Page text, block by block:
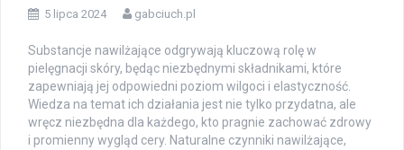
5 lipca 2024 gabciuch.pl
Substancje nawilżające odgrywają kluczową rolę w
pielęgnacji skóry, będąc niezbędnymi składnikami, które
zapewniają jej odpowiedni poziom wilgoci i elastyczność.
Wiedza na temat ich działania jest nie tylko przydatna, ale
wręcz niezbędna dla każdego, kto pragnie zachować zdrowy
i promienny wygląd cery. Naturalne czynniki nawilżające,